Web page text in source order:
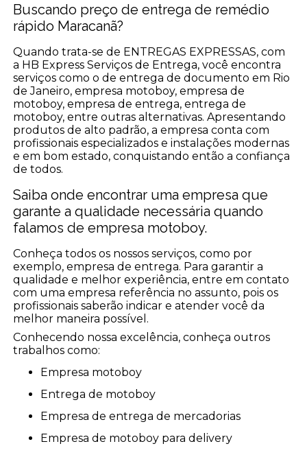
Buscando preço de entrega de remédio
rápido Maracanã?
Quando trata-se de ENTREGAS EXPRESSAS, com
a HB Express Serviços de Entrega, você encontra
serviços como o de entrega de documento em Rio
de Janeiro, empresa motoboy, empresa de
motoboy, empresa de entrega, entrega de
motoboy, entre outras alternativas. Apresentando
produtos de alto padrão, a empresa conta com
profissionais especializados e instalações modernas
e em bom estado, conquistando então a confiança
de todos.
Saiba onde encontrar uma empresa que
garante a qualidade necessária quando
falamos de empresa motoboy.
Conheça todos os nossos serviços, como por
exemplo, empresa de entrega. Para garantir a
qualidade e melhor experiência, entre em contato
com uma empresa referência no assunto, pois os
profissionais saberão indicar e atender você da
melhor maneira possível.
Conhecendo nossa excelência, conheça outros
trabalhos como:
empresa motoboy
entrega de motoboy
empresa de entrega de mercadorias
empresa de motoboy para delivery